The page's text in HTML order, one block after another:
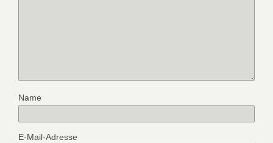
Name
E-Mail-Adresse